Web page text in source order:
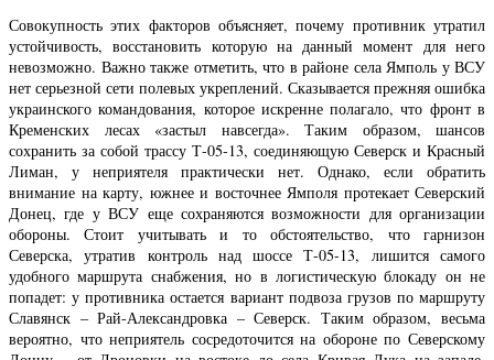
Совокупность этих факторов объясняет, почему противник утратил
устойчивость, восстановить которую на данный момент для него
невозможно. Важно также отметить, что в районе села Ямполь у ВСУ
нет серьезной сети полевых укреплений. Сказывается прежняя ошибка
украинского командования, которое искренне полагало, что фронт в
Кременских лесах «застыл навсегда». Таким образом, шансов
сохранить за собой трассу Т-05-13, соединяющую Северск и Красный
Лиман, у неприятеля практически нет. Однако, если обратить
внимание на карту, южнее и восточнее Ямполя протекает Северский
Донец, где у ВСУ еще сохраняются возможности для организации
обороны. Стоит учитывать и то обстоятельство, что гарнизон
Северска, утратив контроль над шоссе Т-05-13, лишится самого
удобного маршрута снабжения, но в логистическую блокаду он не
попадет: у противника остается вариант подвоза грузов по маршруту
Славянск – Рай-Александровка – Северск. Таким образом, весьма
вероятно, что неприятель сосредоточится на обороне по Северскому